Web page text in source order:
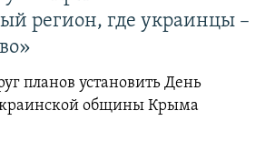
регион, где украинцы –
планов установить День
общины Крыма